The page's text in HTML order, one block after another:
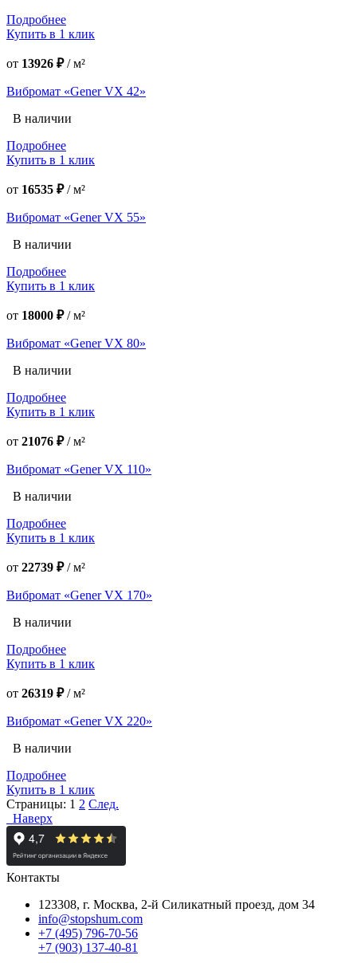
Подробнее
Купить в 1 клик
от 13926 ₽/м²
Вибромат «Gener VX 42»
В наличии
Подробнее
Купить в 1 клик
от 16535 ₽/м²
Вибромат «Gener VX 55»
В наличии
Подробнее
Купить в 1 клик
от 18000 ₽/м²
Вибромат «Gener VX 80»
В наличии
Подробнее
Купить в 1 клик
от 21076 ₽/м²
Вибромат «Gener VX 110»
В наличии
Подробнее
Купить в 1 клик
от 22739 ₽/м²
Вибромат «Gener VX 170»
В наличии
Подробнее
Купить в 1 клик
от 26319 ₽/м²
Вибромат «Gener VX 220»
В наличии
Подробнее
Купить в 1 клик
Страницы: 1 2 След.
Наверх
Контакты
123308, г. Москва, 2-й Силикатный проезд, дом 34
info@stopshum.com
+7 (495) 796-70-56
+7 (903) 137-40-81